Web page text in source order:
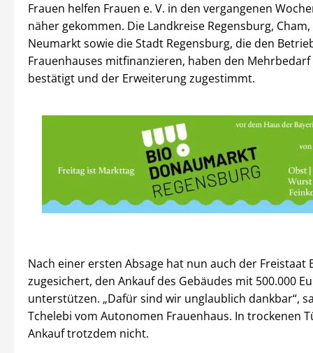
Frauen helfen Frauen e. V. in den vergangenen
näher gekommen. Die Landkreise Regensburg,
Neumarkt sowie die Stadt Regensburg, die den
Frauenhauses mitfinanzieren, haben den Mehrbedarf
bestätigt und der Erweiterung zugestimmt.
Nach einer ersten Absage hat nun auch der Freistaat
zugesichert, den Ankauf des Gebäudes mit 500.000
unterstützen. „Dafür sind wir unglaublich dankbar“,
Tchelebi vom Autonomen Frauenhaus. In trockenen
Ankauf trotzdem nicht.